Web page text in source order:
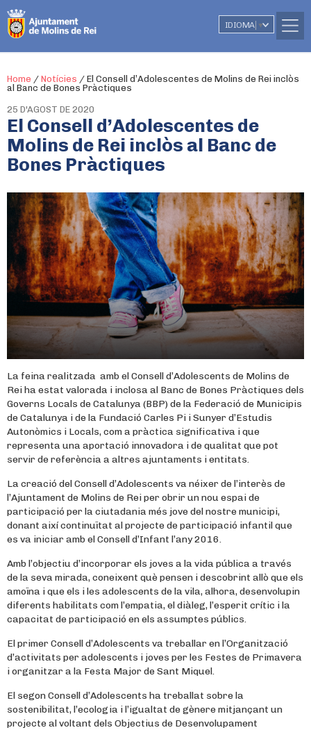
IDIOMA ▼
Home / Notícies / El Consell d’Adolescentes de Molins de Rei inclòs
al Banc de Bones Pràctiques
25 D'AGOST DE 2020
El Consell d’Adolescentes de
Molins de Rei inclòs al Banc de
Bones Pràctiques
La feina realitzada amb el Consell d’Adolescents de Molins de
Rei ha estat valorada i inclosa al Banc de Bones Pràctiques dels
Governs Locals de Catalunya (BBP) de la Federació de Municipis
de Catalunya i de la Fundació Carles Pi i Sunyer d’Estudis
Autonòmics i Locals, com a pràctica significativa i que
representa una aportació innovadora i de qualitat que pot
servir de referència a altres ajuntaments i entitats.
La creació del Consell d’Adolescents va néixer de l’interès de
l’Ajuntament de Molins de Rei per obrir un nou espai de
participació per la ciutadania més jove del nostre municipi,
donant així continuïtat al projecte de participació infantil que
es va iniciar amb el Consell d’Infant l’any 2016.
Amb l’objectiu d’incorporar els joves a la vida pública a través
de la seva mirada, coneixent què pensen i descobrint allò que els
amoïna i que els i les adolescents de la vila, alhora, desenvolupin
diferents habilitats com l’empatia, el diàleg, l’esperit crític i la
capacitat de participació en els assumptes públics.
El primer Consell d’Adolescents va treballar en l’Organització
d’activitats per adolescents i joves per les Festes de Primavera
i organitzar a la Festa Major de Sant Miquel.
El segon Consell d’Adolescents ha treballat sobre la
sostenibilitat, l’ecologia i l’igualtat de gènere mitjançant un
projecte al voltant dels Objectius de Desenvolupament